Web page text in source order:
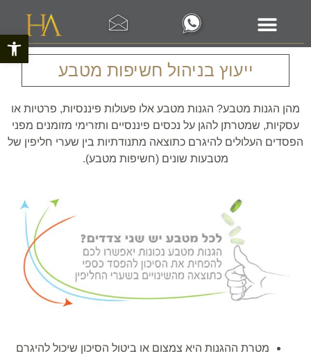
פתח
ייעוץ בניהול חשיפות מטבע
מהן הגנות מטבע? הגנות מטבע אלו פעולות פיננסיות, פרטיות או
עסקיות, שמטרתן להגן על נכסים פיננסיים ותזרימי מזומנים מפני
הפסדים העלולים להיגרם כתוצאה מתנודתיות בין שערי חליפין של
מטבעות שונים (חשיפות מטבע).
מטרת ההגנות היא צמצום או ביטול הסיכון שיכול להיגרם